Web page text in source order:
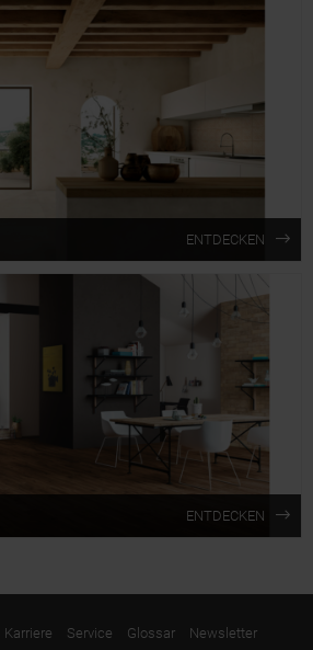
ENTDECKEN
ENTDECKEN
Karriere Service Glossar
Newsletter